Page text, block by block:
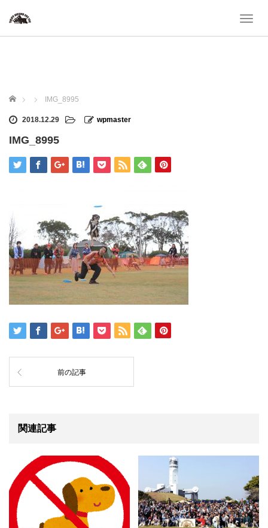
T
ホーム IMG_8995
2018.12.29 wpmaster
IMG_8995
前の記事
関連記事